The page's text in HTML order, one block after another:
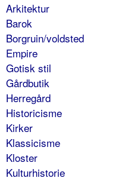
Arkitektur
Barok
Borgruin/voldsted
Empire
Gotisk stil
Gårdbutik
Herregård
Historicisme
Kirker
Klassicisme
Kloster
Kulturhistorie